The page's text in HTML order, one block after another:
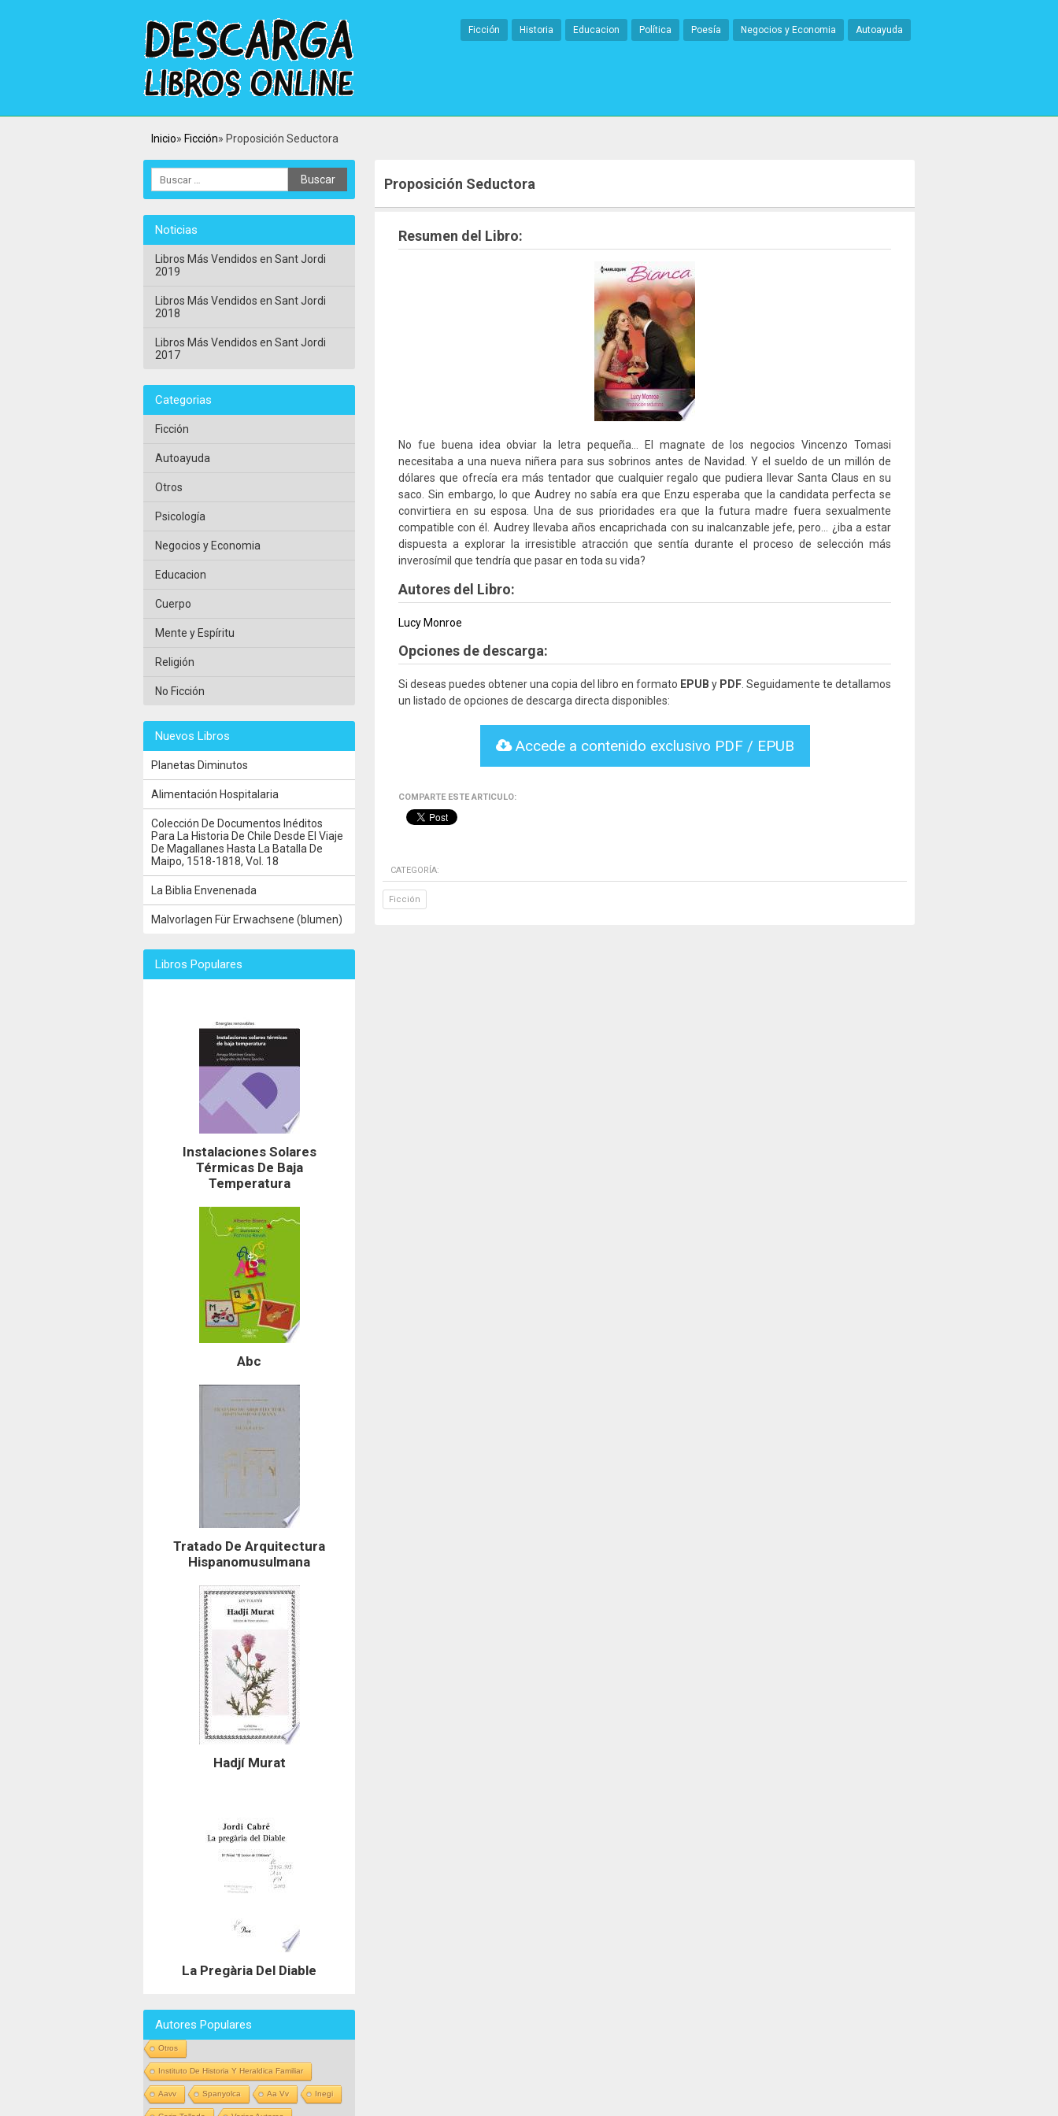
Ficción Historia Educacion Política Poesía Negocios y Economia Autoayuda
Inicio Ficción Proposición Seductora
Proposición Seductora
Resumen del Libro:
No fue buena idea obviar la letra pequeña… El magnate de los negocios Vincenzo Tomasi
necesitaba a una nueva niñera para sus sobrinos antes de Navidad. Y el sueldo de un millón de
dólares que ofrecía era más tentador que cualquier regalo que pudiera llevar Santa Claus en su
saco. Sin embargo, lo que Audrey no sabía era que Enzu esperaba que la candidata perfecta se
convirtiera en su esposa. Una de sus prioridades era que la futura madre fuera sexualmente
compatible con él. Audrey llevaba años encaprichada con su inalcanzable jefe, pero… ¿iba a estar
dispuesta a explorar la irresistible atracción que sentía durante el proceso de selección más
inverosímil que tendría que pasar en toda su vida?
Autores del Libro:
Lucy Monroe
Opciones de descarga:
Si deseas puedes obtener una copia del libro en formato EPUB y PDF . Seguidamente te detallamos
un listado de opciones de descarga directa disponibles:
Accede a contenido exclusivo PDF / EPUB
COMPARTE ESTE ARTICULO:
CATEGORÍA:
Ficción
Noticias
Libros Más Vendidos en Sant Jordi
2019
Libros Más Vendidos en Sant Jordi
2018
Libros Más Vendidos en Sant Jordi
2017
Categorias
Ficción
Autoayuda
Otros
Psicología
Negocios y Economia
Educacion
Cuerpo
Mente y Espíritu
Religión
No Ficción
Nuevos Libros
Planetas Diminutos
Alimentación Hospitalaria
Colección De Documentos Inéditos
Para La Historia De Chile Desde El Viaje
De Magallanes Hasta La Batalla De
Maipo, 1518-1818, Vol. 18
La Biblia Envenenada
Malvorlagen Für Erwachsene (blumen)
Libros Populares
Instalaciones Solares
Térmicas De Baja
Temperatura
Abc
Tratado De Arquitectura
Hispanomusulmana
Hadjí Murat
La Pregària Del Diable
Autores Populares
Otros
Instituto De Historia Y Heraldica Familiar
Aavv Spanyolca Aa Vv Inegi